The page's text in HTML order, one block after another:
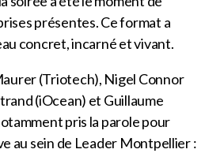
présentes. Ce format a
concret, incarné et vivant.
(Triotech), Nigel Connor
(iOcean) et Guillaume
pris la parole pour
au sein de Leader Montpellier :